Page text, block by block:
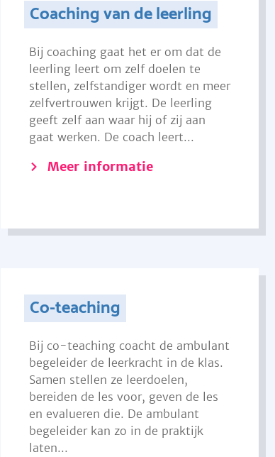
Coaching van de leerling
Bij coaching gaat het er om dat de
leerling leert om zelf doelen te
stellen, zelfstandiger wordt en meer
zelfvertrouwen krijgt. De leerling
geeft zelf aan waar hij of zij aan
gaat werken. De coach leert...
Meer informatie
Co-teaching
Bij co-teaching coacht de ambulant
begeleider de leerkracht in de klas.
Samen stellen ze leerdoelen,
bereiden de les voor, geven de les
en evalueren die. De ambulant
begeleider kan zo in de praktijk
laten...